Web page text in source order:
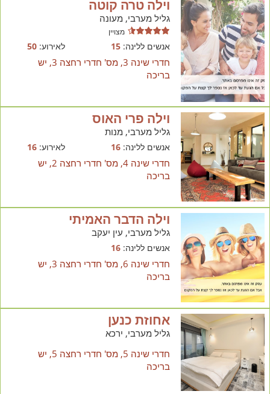
וילה טרה קוטה
גליל מערבי, מעונה
מצויין
אנשים ללינה:15 לאירוע:50
חדרי שינה 3, מס' חדרי רחצה 3, יש
בריכה
וילה פרי האוס
גליל מערבי, מנות
אנשים ללינה:16 לאירוע:16
חדרי שינה 4, מס' חדרי רחצה 2, יש
בריכה
וילה הדבר האמיתי
גליל מערבי, עין יעקב
אנשים ללינה:16
חדרי שינה 6, מס' חדרי רחצה 3, יש
בריכה
אחוזת כנען
גליל מערבי, ירכא
חדרי שינה 5, מס' חדרי רחצה 5, יש
בריכה